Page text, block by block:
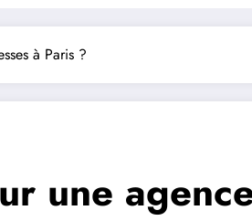
à Paris ?
une